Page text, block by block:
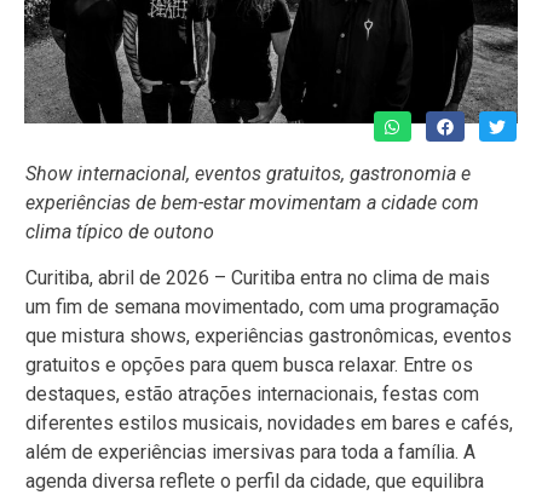
Show internacional, eventos gratuitos, gastronomia e
experiências de bem-estar movimentam a cidade com
clima típico de outono
Curitiba, abril de 2026 – Curitiba entra no clima de mais
um fim de semana movimentado, com uma programação
que mistura shows, experiências gastronômicas, eventos
gratuitos e opções para quem busca relaxar. Entre os
destaques, estão atrações internacionais, festas com
diferentes estilos musicais, novidades em bares e cafés,
além de experiências imersivas para toda a família. A
agenda diversa reflete o perfil da cidade, que equilibra